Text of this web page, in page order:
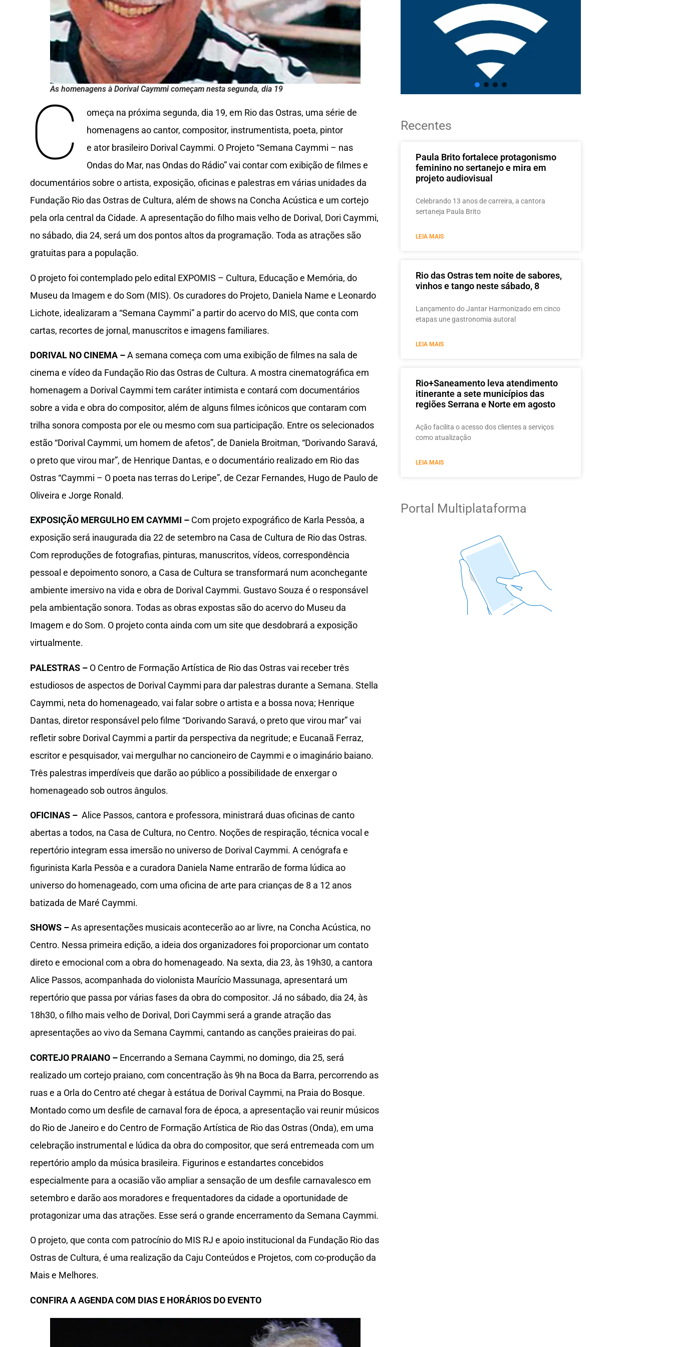
As homenagens à Dorival Caymmi começam nesta segunda, dia 19
C
omeça na próxima segunda, dia 19, em Rio das Ostras, uma série de
homenagens ao cantor, compositor, instrumentista, poeta, pintor
e ator brasileiro Dorival Caymmi. O Projeto “Semana Caymmi – nas
Ondas do Mar, nas Ondas do Rádio” vai contar com exibição de filmes e
documentários sobre o artista, exposição, oficinas e palestras em várias unidades da
Fundação Rio das Ostras de Cultura, além de shows na Concha Acústica e um cortejo
pela orla central da Cidade. A apresentação do filho mais velho de Dorival, Dori Caymmi,
no sábado, dia 24, será um dos pontos altos da programação. Toda as atrações são
gratuitas para a população.
O projeto foi contemplado pelo edital EXPOMIS – Cultura, Educação e Memória, do
Museu da Imagem e do Som (MIS). Os curadores do Projeto, Daniela Name e Leonardo
Lichote, idealizaram a “Semana Caymmi” a partir do acervo do MIS, que conta com
cartas, recortes de jornal, manuscritos e imagens familiares.
DORIVAL NO CINEMA –A semana começa com uma exibição de filmes na sala de
cinema e vídeo da Fundação Rio das Ostras de Cultura. A mostra cinematográfica em
homenagem a Dorival Caymmi tem caráter intimista e contará com documentários
sobre a vida e obra do compositor, além de alguns filmes icônicos que contaram com
trilha sonora composta por ele ou mesmo com sua participação. Entre os selecionados
estão “Dorival Caymmi, um homem de afetos”, de Daniela Broitman, “Dorivando Saravá,
o preto que virou mar”, de Henrique Dantas, e o documentário realizado em Rio das
Ostras “Caymmi – O poeta nas terras do Leripe”, de Cezar Fernandes, Hugo de Paulo de
Oliveira e Jorge Ronald.
EXPOSIÇÃO MERGULHO EM CAYMMI – Com projeto expográfico de Karla Pessôa, a
exposição será inaugurada dia 22 de setembro na Casa de Cultura de Rio das Ostras.
Com reproduções de fotografias, pinturas, manuscritos, vídeos, correspondência
pessoal e depoimento sonoro, a Casa de Cultura se transformará num aconchegante
ambiente imersivo na vida e obra de Dorival Caymmi. Gustavo Souza é o responsável
pela ambientação sonora. Todas as obras expostas são do acervo do Museu da
Imagem e do Som. O projeto conta ainda com um site que desdobrará a exposição
virtualmente.
PALESTRAS – O Centro de Formação Artística de Rio das Ostras vai receber três
estudiosos de aspectos de Dorival Caymmi para dar palestras durante a Semana. Stella
Caymmi, neta do homenageado, vai falar sobre o artista e a bossa nova; Henrique
Dantas, diretor responsável pelo filme “Dorivando Saravá, o preto que virou mar” vai
refletir sobre Dorival Caymmi a partir da perspectiva da negritude; e Eucanaã Ferraz,
escritor e pesquisador, vai mergulhar no cancioneiro de Caymmi e o imaginário baiano.
Três palestras imperdíveis que darão ao público a possibilidade de enxergar o
homenageado sob outros ângulos.
OFICINAS – Alice Passos, cantora e professora, ministrará duas oficinas de canto
abertas a todos, na Casa de Cultura, no Centro. Noções de respiração, técnica vocal e
repertório integram essa imersão no universo de Dorival Caymmi. A cenógrafa e
figurinista Karla Pessôa e a curadora Daniela Name entrarão de forma lúdica ao
universo do homenageado, com uma oficina de arte para crianças de 8 a 12 anos
batizada de Maré Caymmi.
SHOWS –As apresentações musicais acontecerão ao ar livre, na Concha Acústica, no
Centro. Nessa primeira edição, a ideia dos organizadores foi proporcionar um contato
direto e emocional com a obra do homenageado. Na sexta, dia 23, às 19h30, a cantora
Alice Passos, acompanhada do violonista Maurício Massunaga, apresentará um
repertório que passa por várias fases da obra do compositor. Já no sábado, dia 24, às
18h30, o filho mais velho de Dorival, Dori Caymmi será a grande atração das
apresentações ao vivo da Semana Caymmi, cantando as canções praieiras do pai.
CORTEJO PRAIANO – Encerrando a Semana Caymmi, no domingo, dia 25, será
realizado um cortejo praiano, com concentração às 9h na Boca da Barra, percorrendo as
ruas e a Orla do Centro até chegar à estátua de Dorival Caymmi, na Praia do Bosque.
Montado como um desfile de carnaval fora de época, a apresentação vai reunir músicos
do Rio de Janeiro e do Centro de Formação Artística de Rio das Ostras (Onda), em uma
celebração instrumental e lúdica da obra do compositor, que será entremeada com um
repertório amplo da música brasileira. Figurinos e estandartes concebidos
especialmente para a ocasião vão ampliar a sensação de um desfile carnavalesco em
setembro e darão aos moradores e frequentadores da cidade a oportunidade de
protagonizar uma das atrações. Esse será o grande encerramento da Semana Caymmi.
O projeto, que conta com patrocínio do MIS RJ e apoio institucional da Fundação Rio das
Ostras de Cultura, é uma realização da Caju Conteúdos e Projetos, com co-produção da
Mais e Melhores.
CONFIRA A AGENDA COM DIAS E HORÁRIOS DO EVENTO
Recentes
Paula Brito fortalece protagonismo
feminino no sertanejo e mira em
projeto audiovisual
Celebrando 13 anos de carreira, a cantora
sertaneja Paula Brito
LEIA MAIS
Rio das Ostras tem noite de sabores,
vinhos e tango neste sábado, 8
Lançamento do Jantar Harmonizado em cinco
etapas une gastronomia autoral
LEIA MAIS
Rio+Saneamento leva atendimento
itinerante a sete municípios das
regiões Serrana e Norte em agosto
Ação facilita o acesso dos clientes a serviços
como atualização
LEIA MAIS
Portal Multiplataforma